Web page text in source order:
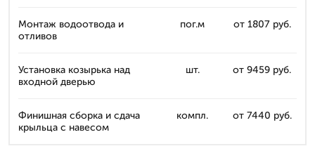
Монтаж водоотвода и
отливов
пог.м от 1807 руб.
Установка козырька над
входной дверью
шт. от 9459 руб.
Финишная сборка и сдача
крыльца с навесом
компл. от 7440 руб.